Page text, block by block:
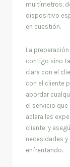
multímetros,
dispositivo
en cuestión.
La
contigo sino
clara con el
con el cliente
abordar
el servicio que
aclara las
cliente, y
necesidades
enfrentando.